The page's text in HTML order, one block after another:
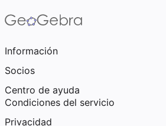
Información
Socios
Centro de ayuda
Condiciones del servicio
Privacidad